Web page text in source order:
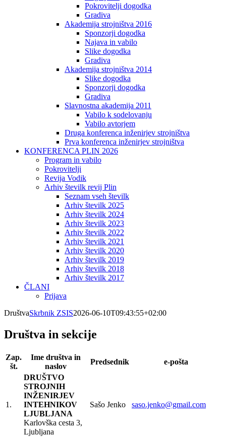
Pokrovitelji dogodka
Gradiva
Akademija strojništva 2016
Sponzorji dogodka
Najava in vabilo
Slike dogodka
Gradiva
Akademija strojništva 2014
Slike dogodka
Sponzorji dogodka
Gradiva
Slavnostna akademija 2011
Vabilo k sodelovanju
Vabilo avtorjem
Druga konferenca inženirjev strojništva
Prva konferenca inženirjev strojništva
KONFERENCA PLIN 2026
Program in vabilo
Pokrovitelji
Revija Vodik
Arhiv številk revij Plin
Seznam vseh številk
Arhiv številk 2025
Arhiv številk 2024
Arhiv številk 2023
Arhiv številk 2022
Arhiv številk 2021
Arhiv številk 2020
Arhiv številk 2019
Arhiv številk 2018
Arhiv številk 2017
ČLANI
Prijava
DruštvaSkrbnik ZSIS2026-06-10T09:43:55+02:00
Društva in sekcije
Zap.
št.
Ime društva in
naslov
Predsednik e-pošta
1.
DRUŠTVO
STROJNIH
INŽENIRJEV
INTEHNIKOV
LJUBLJANA
Karlovška cesta 3,
Ljubljana
Sašo Jenko saso.jenko@gmail.com